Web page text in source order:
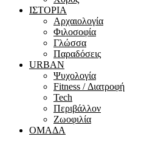
ΙΣΤΟΡΙΑ
Αρχαιολογία
Φιλοσοφία
Γλώσσα
Παραδόσεις
URBAN
Ψυχολογία
Fitness / Διατροφή
Tech
Περιβάλλον
Ζωοφιλία
ΟΜΑΔΑ